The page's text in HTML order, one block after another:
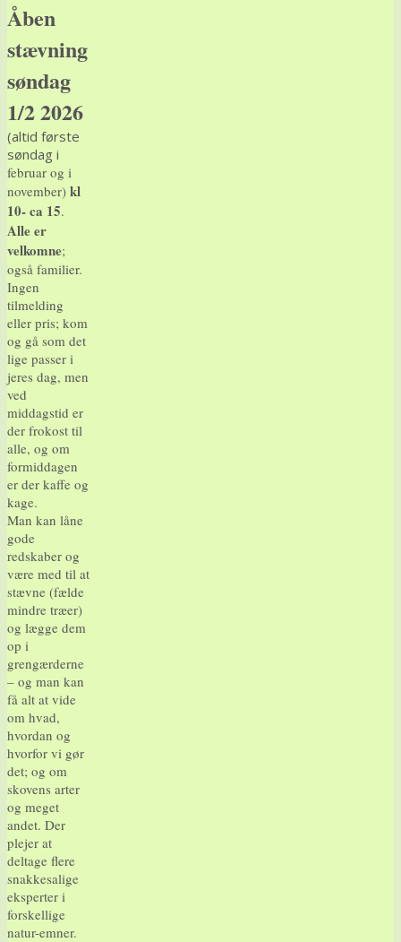
Åben
stævning
søndag
1/2 2026
(altid første
søndag i
februar og i
november) kl
10- ca 15.
Alle er
velkomne;
også familier.
Ingen
tilmelding
eller pris; kom
og gå som det
lige passer i
jeres dag, men
ved
middagstid er
der frokost til
alle, og om
formiddagen
er der kaffe og
kage.
Man kan låne
gode
redskaber og
være med til at
stævne (fælde
mindre træer)
og lægge dem
op i
grengærderne
– og man kan
få alt at vide
om hvad,
hvordan og
hvorfor vi gør
det; og om
skovens arter
og meget
andet. Der
plejer at
deltage flere
snakkesalige
eksperter i
forskellige
natur-emner.